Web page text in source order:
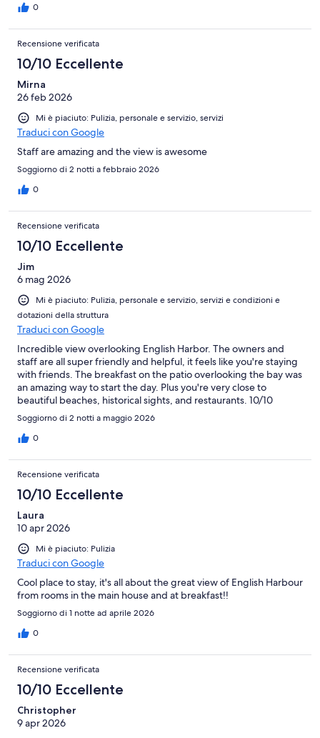
0
Recensione verificata
10/10 Eccellente
Mirna
26 feb 2026
Mi è piaciuto: Pulizia, personale e servizio, servizi
Traduci con Google
Staff are amazing and the view is awesome
Soggiorno di 2 notti a febbraio 2026
0
Recensione verificata
10/10 Eccellente
Jim
6 mag 2026
Mi è piaciuto: Pulizia, personale e servizio, servizi e condizioni e
dotazioni della struttura
Traduci con Google
Incredible view overlooking English Harbor. The owners and
staff are all super friendly and helpful, it feels like you're staying
with friends. The breakfast on the patio overlooking the bay was
an amazing way to start the day. Plus you're very close to
beautiful beaches, historical sights, and restaurants. 10/10
recommend.
Soggiorno di 2 notti a maggio 2026
0
Recensione verificata
10/10 Eccellente
Laura
10 apr 2026
Mi è piaciuto: Pulizia
Traduci con Google
Cool place to stay, it's all about the great view of English Harbour
from rooms in the main house and at breakfast!!
Soggiorno di 1 notte ad aprile 2026
0
Recensione verificata
10/10 Eccellente
Christopher
9 apr 2026